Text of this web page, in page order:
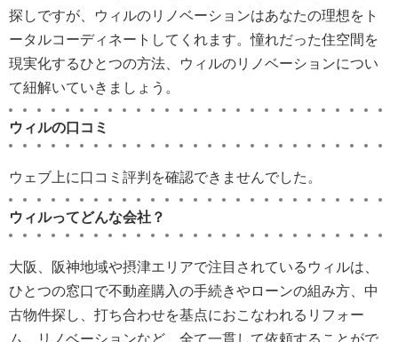
探しですが、ウィルのリノベーションはあなたの理想をト
ータルコーディネートしてくれます。憧れだった住空間を
現実化するひとつの方法、ウィルのリノベーションについ
て紐解いていきましょう。
ウィルの口コミ
ウェブ上に口コミ評判を確認できませんでした。
ウィルってどんな会社？
大阪、阪神地域や摂津エリアで注目されているウィルは、
ひとつの窓口で不動産購入の手続きやローンの組み方、中
古物件探し、打ち合わせを基点におこなわれるリフォー
ム、リノベーションなど、全て一貫して依頼することがで